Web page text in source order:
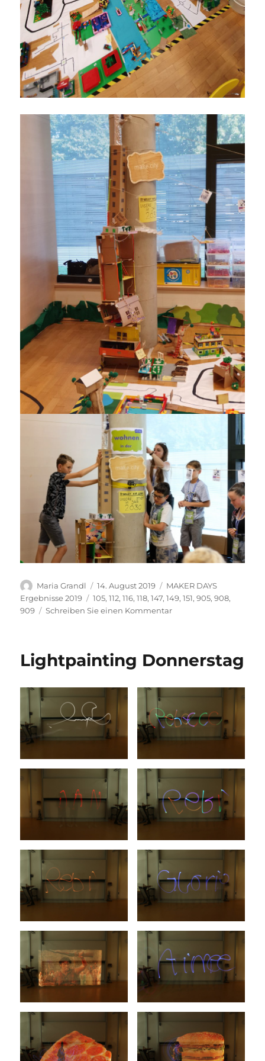
Autor
Maria Grandl
Veröffentlicht
am
14. August 2019 Kategorien
MAKER DAYS
Ergebnisse 2019
Schlagwörter
105,112,116,118,147,149,151,905,908,
909
Schreiben Sie einen Kommentarzu
make.city
Lightpainting Donnerstag